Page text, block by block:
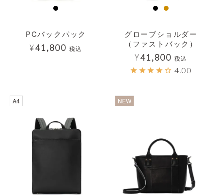
PCバックパック
¥41,800 税込
グローブショルダー
（ファストバック）
¥41,800 税込
4.00
A4 NEW